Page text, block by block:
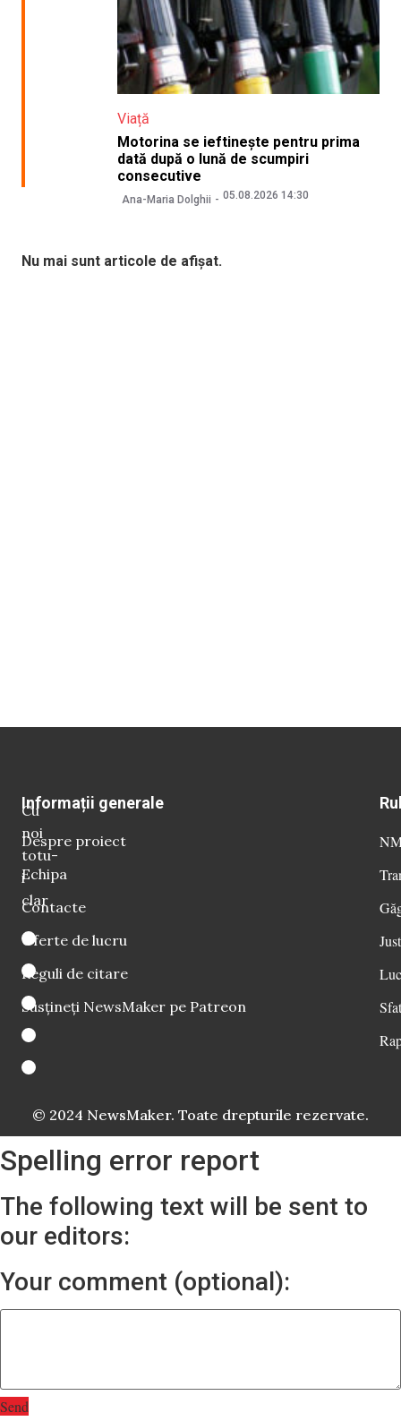
Viață
Motorina se ieftinește pentru prima
dată după o lună de scumpiri
consecutive
Ana-Maria Dolghii 05.08.2026 14:30
Nu mai sunt articole de afișat.
Cu
noi
totu-
i
clar
Informații generale
Despre proiect
Echipa
Contacte
Oferte de lucru
Reguli de citare
Susțineți NewsMaker pe Patreon
© 2024 NewsMaker. Toate drepturile rezervate.
Spelling error report
The following text will be sent to
our editors:
Your comment (optional):
Send